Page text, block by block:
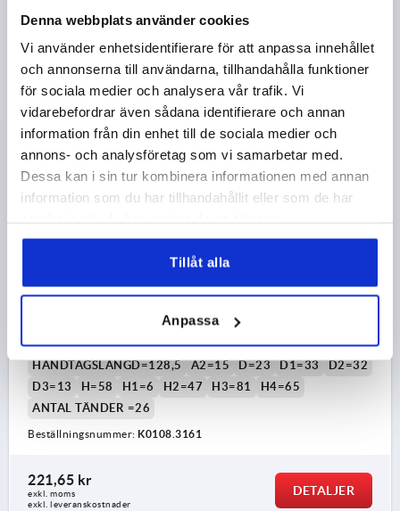
Denna webbplats använder cookies
Vi använder enhetsidentifierare för att anpassa innehållet
och annonserna till användarna, tillhandahålla funktioner
för sociala medier och analysera vår trafik. Vi
vidarebefordrar även sådana identifierare och annan
information från din enhet till de sociala medier och
annons- och analysföretag som vi samarbetar med.
Dessa kan i sin tur kombinera informationen med annan
information som du har tillhandahållit eller som de har
Tillåt alla
Anpassa
Beställningsnummer:K0108.3121
221,65 kr
exkl. leveranskostnader
DETALJER
K0108 20
SPÄNNSPAK ST.3 M16, A=128,5, FORM:20°, STÅL
GÄNGA=M16 GÄNGDJUP=23
FORM=20°
HANDTAGSLÄNGD=128,5
A2=15 D=23 D1=33
D2=32
D3=13
H=58 H1=6 H2=47 H3=81
H4=65
ANTAL TÄNDER =26
Beställningsnummer: K0108.3161
221,65 kr
exkl. moms
exkl. leveranskostnader
DETALJER